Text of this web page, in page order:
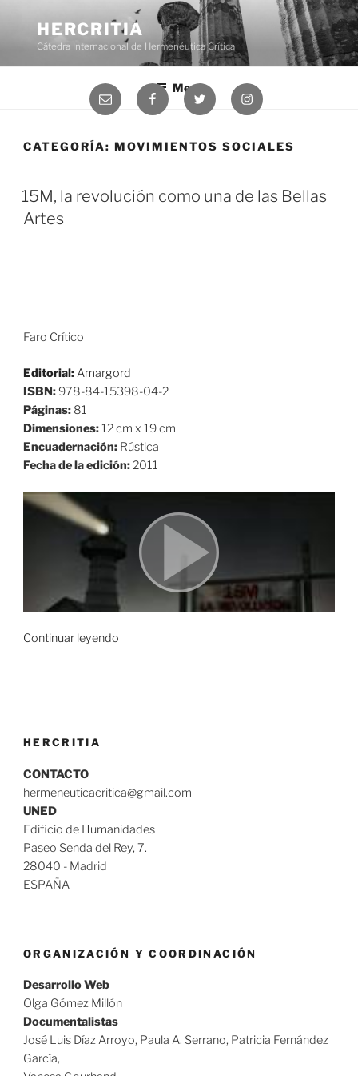
contenido
HERCRITIA
Cátedra Internacional de Hermenéutica Crítica
Menú
CATEGORÍA:MOVIMIENTOS SOCIALES
15M, la revolución como una de las Bellas
Artes
Faro Crítico
Editorial:Amargord
ISBN:978-84-15398-04-2
Páginas:81
Dimensiones:12 cm x 19 cm
Encuadernación:Rústica
Fecha de la edición:2011
Continuar leyendo«15M,
HERCRITIA
CONTACTO
hermeneuticacritica@gmail.com
UNED
Edificio de Humanidades
Paseo Senda del Rey, 7.
28040 - Madrid
ESPAÑA
ORGANIZACIÓN Y COORDINACIÓN
Desarrollo Web
Olga Gómez Millón
Documentalistas
José Luis Díaz Arroyo, Paula A. Serrano, Patricia Fernández
García,
Correo
electrónico
FacebookTwitter Instagram